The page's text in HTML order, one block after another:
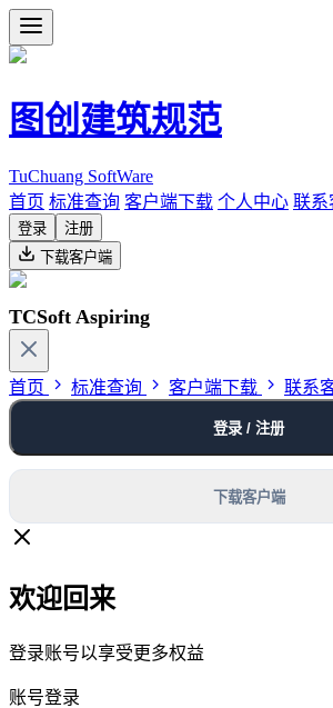
图创建筑规范
TuChuang SoftWare
首页 标准查询 客户端下载 个人中心 联系
登录
注册
下载客户端
TCSoft Aspiring
首页 标准查询 客户端下载 联系
登录 / 注册
下载客户端
欢迎回来
登录账号以享受更多权益
账号登录